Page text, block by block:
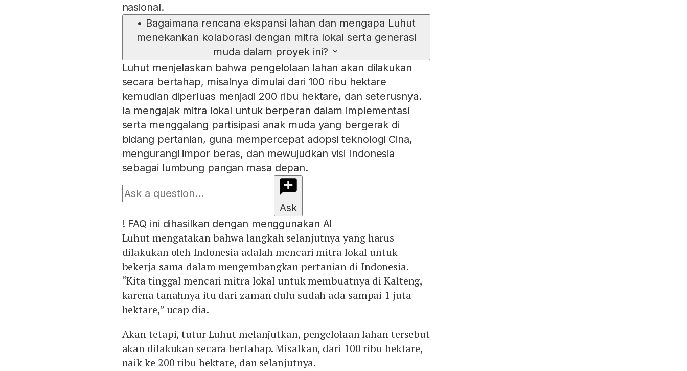
nasional.
• Bagaimana rencana ekspansi lahan dan mengapa Luhut
menekankan kolaborasi dengan mitra lokal serta generasi
muda dalam proyek ini?
Luhut menjelaskan bahwa pengelolaan lahan akan dilakukan
secara bertahap, misalnya dimulai dari 100 ribu hektare
kemudian diperluas menjadi 200 ribu hektare, dan seterusnya.
Ia mengajak mitra lokal untuk berperan dalam implementasi
serta menggalang partisipasi anak muda yang bergerak di
bidang pertanian, guna mempercepat adopsi teknologi Cina,
mengurangi impor beras, dan mewujudkan visi Indonesia
sebagai lumbung pangan masa depan.
Ask
! FAQ ini dihasilkan dengan menggunakan AI
Luhut mengatakan bahwa langkah selanjutnya yang harus
dilakukan oleh Indonesia adalah mencari mitra lokal untuk
bekerja sama dalam mengembangkan pertanian di Indonesia.
“Kita tinggal mencari mitra lokal untuk membuatnya di Kalteng,
karena tanahnya itu dari zaman dulu sudah ada sampai 1 juta
hektare,” ucap dia.
Akan tetapi, tutur Luhut melanjutkan, pengelolaan lahan tersebut
akan dilakukan secara bertahap. Misalkan, dari 100 ribu hektare,
naik ke 200 ribu hektare, dan selanjutnya.